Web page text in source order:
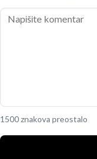
1500 znakova preostalo